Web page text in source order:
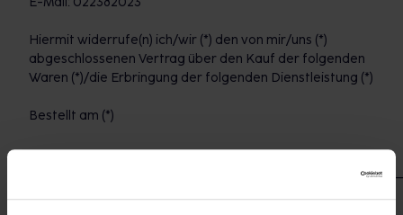
Hiermit widerrufe(n) ich/wir (*) den von mir/uns (*)
abgeschlossenen Vertrag über den Kauf der folgenden
Waren (*)/die Erbringung der folgenden Dienstleistung (*)
Bestellt am (*)